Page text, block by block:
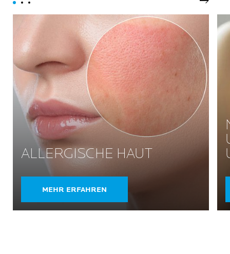
Weiter
ALLERGISCHE HAUT
MEHR ERFAHREN